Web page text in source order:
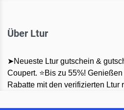
Über Ltur
➤Neueste Ltur gutschein &
Coupert. ⭐Bis zu 55%!
Rabatte mit den verifizierten Ltur